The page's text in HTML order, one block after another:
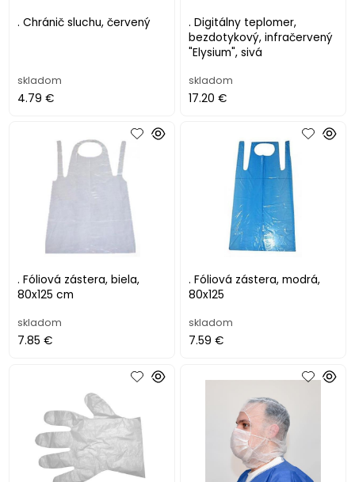
. Chránič sluchu, červený
skladom
4.79 €
. Digitálny teplomer,
bezdotykový, infračervený
"Elysium", sivá
skladom
17.20 €
. Fóliová zástera, biela,
80x125 cm
skladom
7.85 €
. Fóliová zástera, modrá,
80x125
skladom
7.59 €